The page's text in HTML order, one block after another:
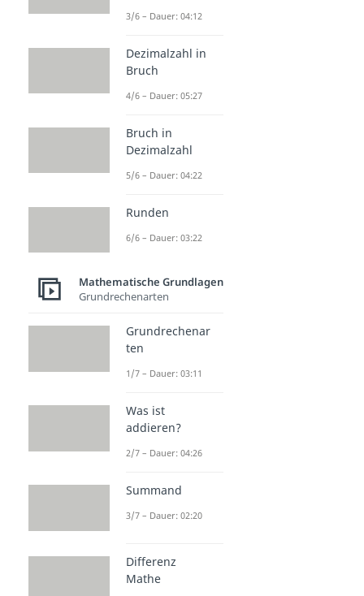
3/6 – Dauer: 04:12
Dezimalzahl in
Bruch
4/6 – Dauer: 05:27
Bruch in
Dezimalzahl
5/6 – Dauer: 04:22
Runden
6/6 – Dauer: 03:22
Mathematische Grundlagen
Grundrechenarten
Grundrechenar
ten
1/7 – Dauer: 03:11
Was ist
addieren?
2/7 – Dauer: 04:26
Summand
3/7 – Dauer: 02:20
Differenz
Mathe